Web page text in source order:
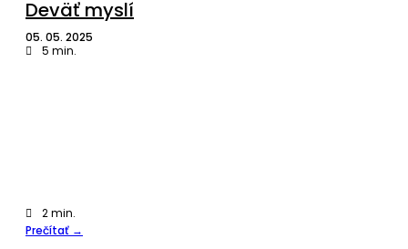
Deväť myslí
05. 05. 2025
5 min.
2min.
Prečítať →